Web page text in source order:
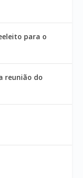
para o
reunião do